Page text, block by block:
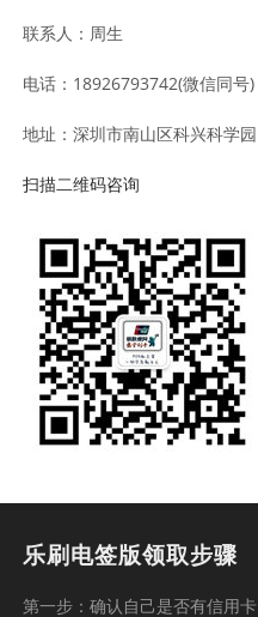
联系人：周生
电话：18926793742(微信同号)
地址：深圳市南山区科兴科学园
扫描二维码咨询
乐刷电签版领取步骤
第一步：确认自己是否有信用